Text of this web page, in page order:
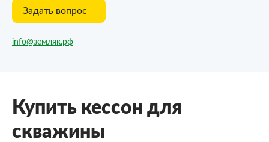
Задать вопрос
info@земляк.рф
Купить кессон для
скважины